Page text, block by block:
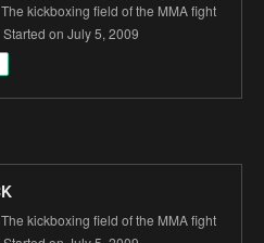
kickboxing field of the MMA fight
on July 5, 2009
kickboxing field of the MMA fight